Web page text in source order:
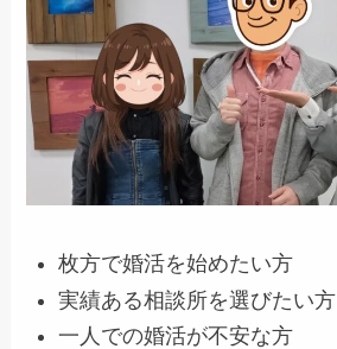
枚方で婚活を始めたい方
実績ある相談所を選びたい方
一人での婚活が不安な方